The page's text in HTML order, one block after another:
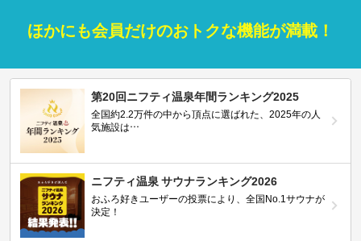
ほかにも会員だけのおトクな機能が満載！
第20回ニフティ温泉年間ランキング2025
全国約2.2万件の中から頂点に選ばれた、2025年の人
気施設は…
ニフティ温泉 サウナランキング2026
おふろ好きユーザーの投票により、全国No.1サウナが
決定！